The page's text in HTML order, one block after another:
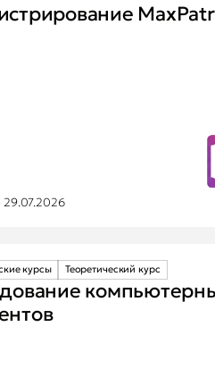
29.07.2026
курсы Теоретический курс